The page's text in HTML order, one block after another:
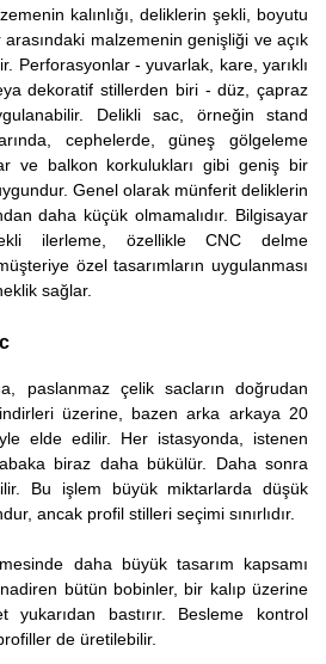
kalınlığı, deliklerin şekli, boyutu
malzemenin genişliği ve açık
Perforasyonlar - yuvarlak, kare, yarıklı
dekoratif stillerden biri - düz, çapraz
Delikli sac, örneğin stand
cephelerde, güneş gölgeleme
ve balkon korkulukları gibi geniş bir
Genel olarak münferit deliklerin
daha küçük olmamalıdır. Bilgisayar
ilerleme, özellikle CNC delme
özel tasarımların uygulanması
sağlar.
paslanmaz çelik sacların doğrudan
üzerine, bazen arka arkaya 20
elde edilir. Her istasyonda, istenen
biraz daha bükülür. Daha sonra
Bu işlem büyük miktarlarda düşük
ancak profil stilleri seçimi sınırlıdır.
daha büyük tasarım kapsamı
bütün bobinler, bir kalıp üzerine
bastırır. Besleme kontrol
de üretilebilir.